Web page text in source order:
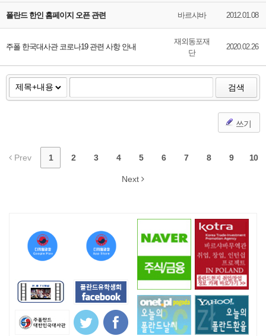
폴란드 한인 홈페이지 오픈 관련 바르샤바 2012.01.08
주폴 한국대사관 코로나19 관련 사항 안내
재외동포재
단
2020.02.26
검색
쓰기
Prev 1 2 3 4 5 6 7 8 9 10
Next